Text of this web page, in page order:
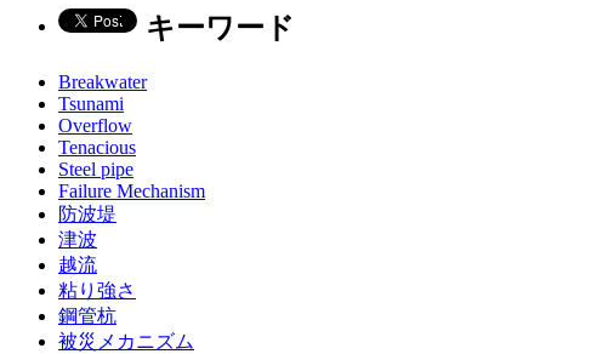
キーワード
Breakwater
Tsunami
Overflow
Tenacious
Steel pipe
Failure Mechanism
防波堤
津波
越流
粘り強さ
鋼管杭
被災メカニズム